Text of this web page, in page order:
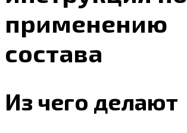
применению
состава
Из чего делают